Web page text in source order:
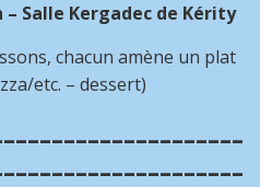
– Salle Kergadec de Kérity
chacun amène un plat
etc. – dessert)